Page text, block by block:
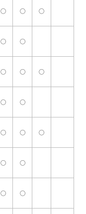
○ ○ ○
○ ○
○ ○ ○
○ ○
○ ○ ○
○ ○
○ ○